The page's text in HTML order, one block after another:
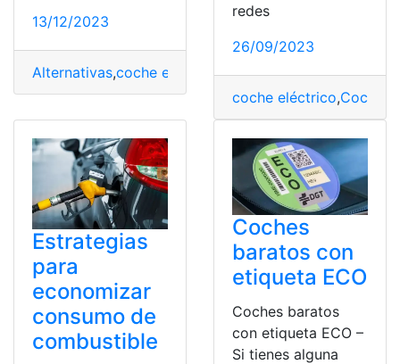
13/12/2023
Alternativas,coche eléctrico,Coches,Combustible,
redes
26/09/2023
coche eléctrico,Coches
Estrategias
para
economizar
consumo de
combustible
Coches
baratos con
etiqueta ECO
Coches baratos
con etiqueta ECO –
Si tienes alguna